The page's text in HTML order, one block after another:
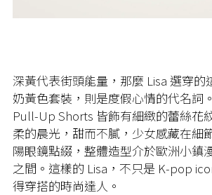
深黃代表街頭能量，那麼 Lisa 選穿的
奶黃色套裝，則是度假心情的代名詞
Pull-Up Shorts 皆飾有細緻的蕾絲花
柔的晨光，甜而不膩，少女感藏在細
陽眼鏡點綴，整體造型介於歐洲小鎮
之間。這樣的 Lisa，不只是 K-pop
得穿搭的時尚達人。